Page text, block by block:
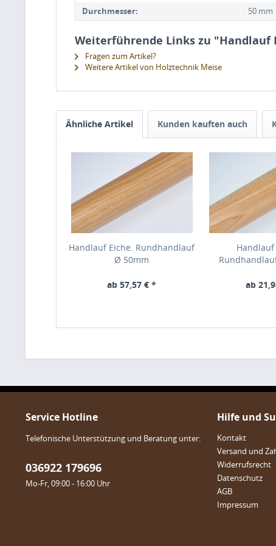
Durchmesser:
50 mm
Weiterführende Links zu "Handlauf
Fragen zum Artikel?
Weitere Artikel von Holztechnik Meise
Ähnliche Artikel Kunden kauften auch
Handlauf Eiche. Rundhandlauf
Ø 50mm
ab 57,57 € *
Handlauf
ab
Service Hotline
Telefonische Unterstützung und Beratung unter:
036922 179696
Mo-Fr, 09:00 - 16:00 Uhr
Hilfe und
Kontakt
Versand und
Widerrufsrecht
Datenschutz
AGB
Impressum